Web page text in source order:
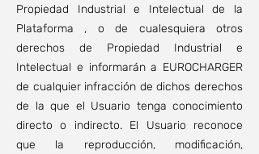
Propiedad Industrial e Intelectual de la
Plataforma , o de cualesquiera otros
derechos de Propiedad Industrial e
Intelectual e informarán a EUROCHARGER
de cualquier infracción de dichos derechos
de la que el Usuario tenga conocimiento
directo o indirecto. El Usuario reconoce
que la reproducción, modificación,